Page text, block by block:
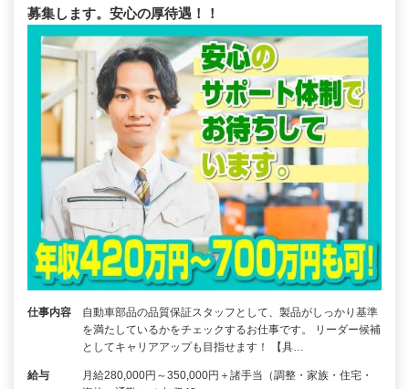
募集します。安心の厚待遇！！
仕事内容
自動車部品の品質保証スタッフとして、製品がしっかり基準
を満たしているかをチェックするお仕事です。 リーダー候補
としてキャリアアップも目指せます！ 【具…
給与
月給280,000円～350,000円＋諸手当（調整・家族・住宅・